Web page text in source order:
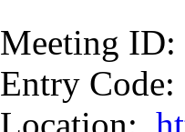
Meeting ID:
Entry